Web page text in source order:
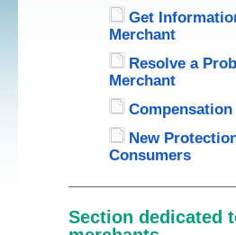
Get
Merchant
Resolve a
Merchant
Compensation
New
Consumers
Section dedicated